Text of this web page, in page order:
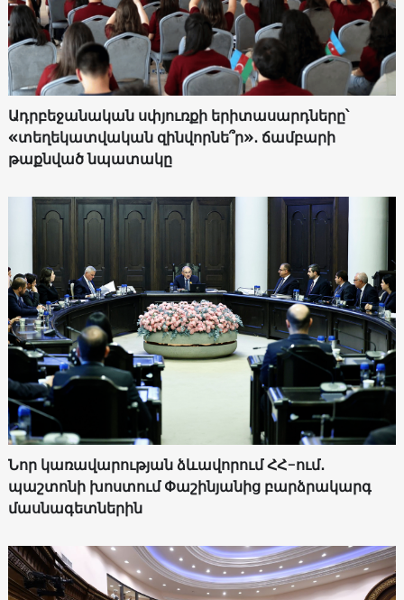
Ադրբեջանական սփյուռքի երիտասարդները՝
«տեղեկատվական զինվորնե՞ր»․ ճամբարի
թաքնված նպատակը
Նոր կառավարության ձևավորում ՀՀ-ում․
պաշտոնի խոստում Փաշինյանից բարձրակարգ
մասնագետներին